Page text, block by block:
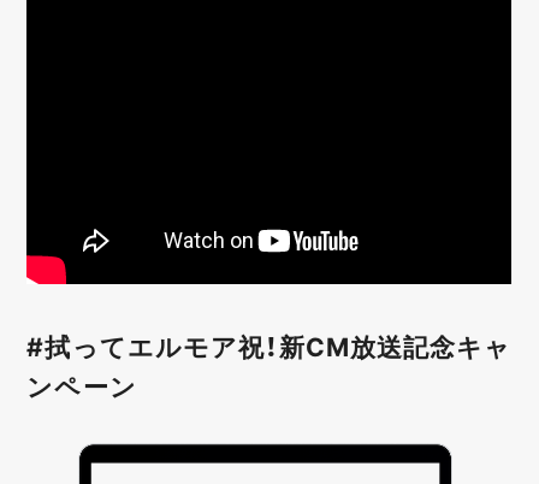
#拭ってエルモア祝！新CM放送記念キャ
ンペーン